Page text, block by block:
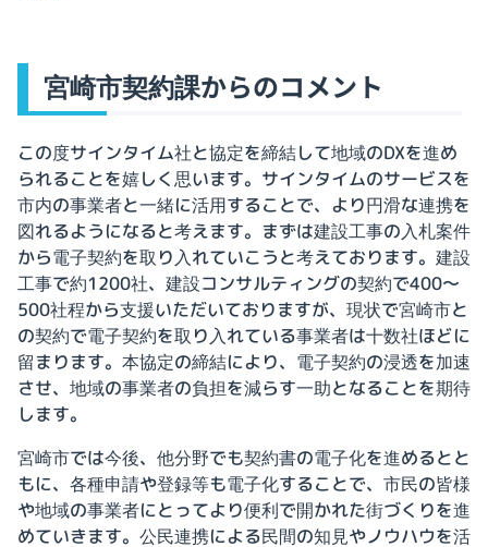
宮崎市契約課からのコメント
この度サインタイム社と協定を締結して地域のDXを進め
られることを嬉しく思います。サインタイムのサービスを
市内の事業者と一緒に活用することで、より円滑な連携を
図れるようになると考えます。まずは建設工事の入札案件
から電子契約を取り入れていこうと考えております。建設
工事で約1200社、建設コンサルティングの契約で400〜
500社程から支援いただいておりますが、現状で宮崎市と
の契約で電子契約を取り入れている事業者は十数社ほどに
留まります。本協定の締結により、電子契約の浸透を加速
させ、地域の事業者の負担を減らす一助となることを期待
します。
宮崎市では今後、他分野でも契約書の電子化を進めるとと
もに、各種申請や登録等も電子化することで、市民の皆様
や地域の事業者にとってより便利で開かれた街づくりを進
めていきます。公民連携による民間の知見やノウハウを活